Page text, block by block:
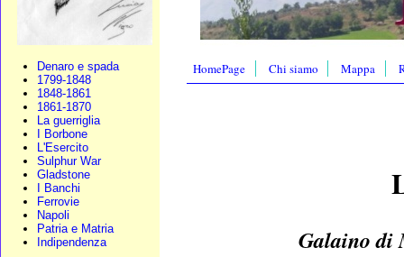
Denaro e spada
1799-1848
1848-1861
1861-1870
La guerriglia
I Borbone
L'Esercito
Sulphur War
Gladstone
I Banchi
Ferrovie
Napoli
Patria e Matria
Indipendenza
HomePage Chi siamo Mappa
Galaino di